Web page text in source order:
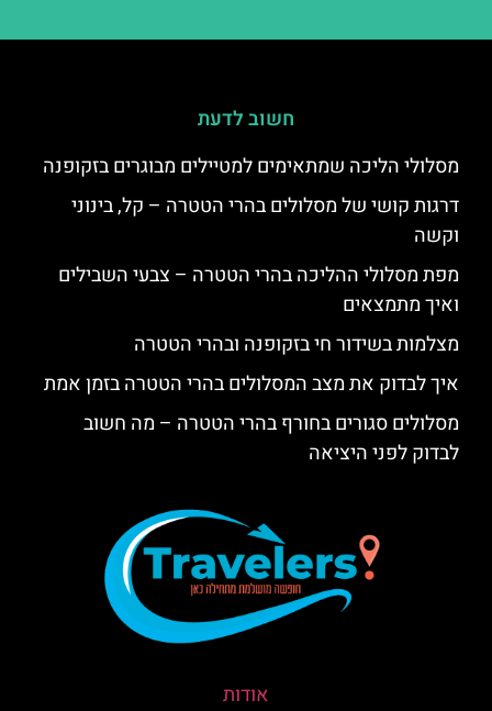
חשוב לדעת
מסלולי הליכה שמתאימים למטיילים מבוגרים בזקופנה
דרגות קושי של מסלולים בהרי הטטרה – קל, בינוני
וקשה
מפת מסלולי ההליכה בהרי הטטרה – צבעי השבילים
ואיך מתמצאים
מצלמות בשידור חי בזקופנה ובהרי הטטרה
איך לבדוק את מצב המסלולים בהרי הטטרה בזמן אמת
מסלולים סגורים בחורף בהרי הטטרה – מה חשוב
לבדוק לפני היציאה
אודות